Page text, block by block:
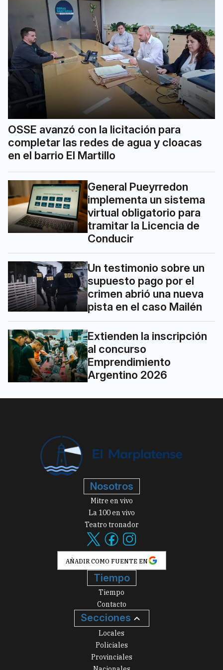
OSSE avanzó con la licitación para
completar las redes de agua y cloacas
en el barrio El Martillo
General Pueyrredon
implementa un sistema
virtual obligatorio para
tramitar la Licencia de
Conducir
Un testimonio sobre un
supuesto pago por el
crimen abrió una nueva
pista en el caso Mailén
Extienden la inscripción
al concurso
Emprendimiento
Argentino 2026
Nosotros
Mitre en vivo
La 100 en vivo
Teatro tronador
AÑADIR COMO FUENTE EN
Tiempo
Tiempo
Contacto
Secciones
Locales
Policiales
Provinciales